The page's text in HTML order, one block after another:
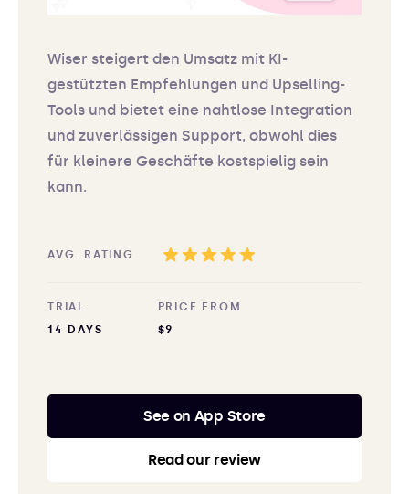
Wiser steigert den Umsatz mit KI-
gestützten Empfehlungen und Upselling-
Tools und bietet eine nahtlose Integration
und zuverlässigen Support, obwohl dies
für kleinere Geschäfte kostspielig sein
kann.
AVG. RATING
TRIAL
14 DAYS
PRICE FROM
$9
See on App Store
Read our review